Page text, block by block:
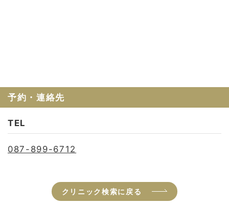
予約・連絡先
TEL
087-899-6712
クリニック検索に戻る